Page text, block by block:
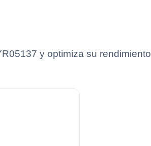
y optimiza su rendimiento